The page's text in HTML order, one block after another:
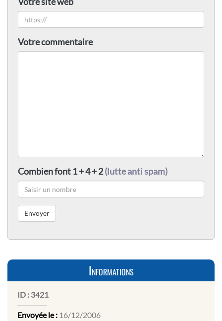
Votre commentaire
Combien font 1 + 4 + 2(lutte anti spam)
Informations
ID : 3421
Envoyée le : 16/12/2006